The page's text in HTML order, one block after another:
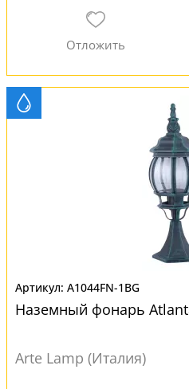
A1044FN-1BG
Наземный фонарь
Arte Lamp (Италия)